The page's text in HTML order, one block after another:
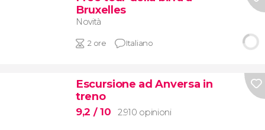
Bruxelles
Novità
2 ore Italiano
Escursione ad Anversa in
treno
9,2 / 10 2.910 opinioni